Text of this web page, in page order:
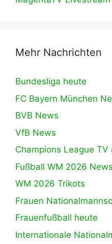
Mehr Nachrichten
Bundesliga heute
FC Bayern München
BVB News
VfB News
Champions League TV
Fußball WM 2026 News
WM 2026 Trikots
Frauen
Frauenfußball heute
Internationale